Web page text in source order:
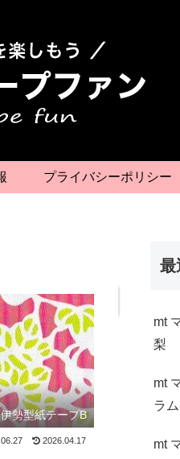
プライバシーポリシー
伊勢型紙テープB
2026.04.17
最
mt
梨
mt
ラ
mt